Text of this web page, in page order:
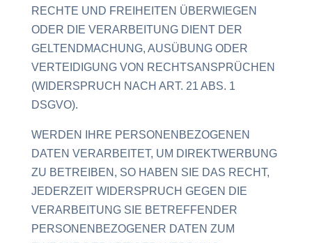
RECHTE UND FREIHEITEN ÜBERWIEGEN
ODER DIE VERARBEITUNG DIENT DER
GELTENDMACHUNG, AUSÜBUNG ODER
VERTEIDIGUNG VON RECHTSANSPRÜCHEN
(WIDERSPRUCH NACH ART. 21 ABS. 1
DSGVO).
WERDEN IHRE PERSONENBEZOGENEN
DATEN VERARBEITET, UM DIREKTWERBUNG
ZU BETREIBEN, SO HABEN SIE DAS RECHT,
JEDERZEIT WIDERSPRUCH GEGEN DIE
VERARBEITUNG SIE BETREFFENDER
PERSONENBEZOGENER DATEN ZUM